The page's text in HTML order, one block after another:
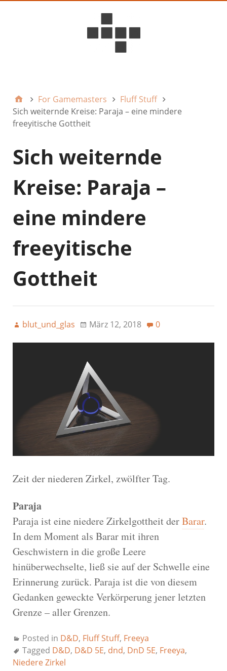
For Gamemasters
Fluff Stuff
Sich weiternde Kreise: Paraja – eine mindere
freeyitische Gottheit
Sich weiternde
Kreise: Paraja –
eine mindere
freeyitische
Gottheit
blut_und_glas März 12, 2018 0
Zeit der niederen Zirkel, zwölfter Tag.
Paraja
Paraja ist eine niedere Zirkelgottheit derBarar.
In dem Moment als Barar mit ihren
Geschwistern in die große Leere
hinüberwechselte, ließ sie auf der Schwelle eine
Erinnerung zurück. Paraja ist die von diesem
Gedanken geweckte Verkörperung jener letzten
Grenze – aller Grenzen.
Posted in D&D, Fluff Stuff, Freeya
Tagged D&D, D&D 5E, dnd, DnD 5E, Freeya,
Niedere Zirkel